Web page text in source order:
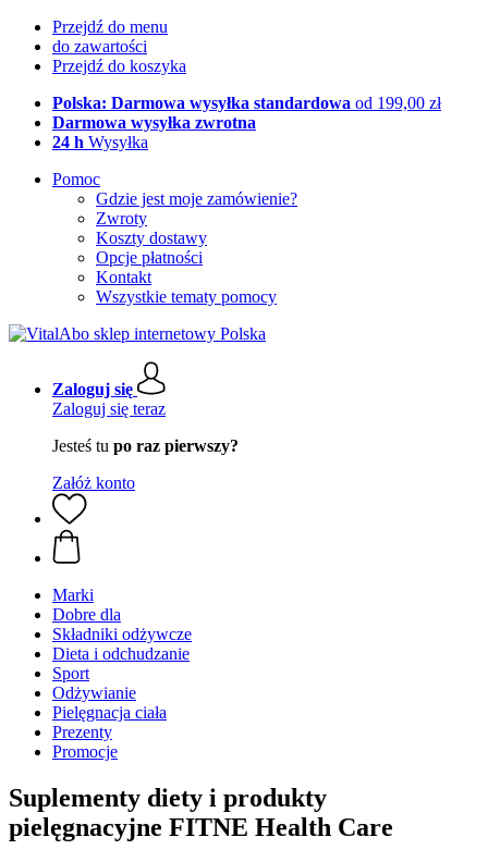
Przejdź do menu
do zawartości
Przejdź do koszyka
Polska: Darmowa wysyłka standardowa od 199,00 zł
Darmowa wysyłka zwrotna
24 h Wysyłka
Pomoc
Gdzie jest moje zamówienie?
Zwroty
Koszty dostawy
Opcje płatności
Kontakt
Wszystkie tematy pomocy
Zaloguj się
Zaloguj się teraz
Jesteś tu po raz pierwszy?
Załóż konto
Marki
Dobre dla
Składniki odżywcze
Dieta i odchudzanie
Sport
Odżywianie
Pielęgnacja ciała
Prezenty
Promocje
Suplementy diety i produkty
pielęgnacyjne FITNE Health Care